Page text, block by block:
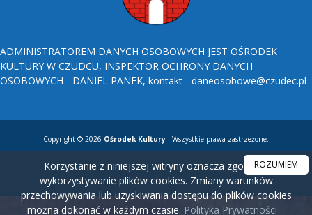
ADMINISTRATOREM DANYCH OSOBOWYCH JEST OŚRODEK
KULTURY W CZUDCU, INSPEKTOR OCHRONY DANYCH
OSOBOWYCH - DANIEL PANEK, kontakt - daneosobowe@czudec.pl
Copyright © 2026 Ośrodek Kultury - Wszystkie prawa zastrzeżone.
Korzystanie z niniejszej witryny oznacza zgodę na
wykorzystywanie plików cookies. Zmiany warunków
przechowywania lub uzyskiwania dostępu do plików cookies
można dokonać w każdym czasie. Polityka Prywatności
ROZUMIEM